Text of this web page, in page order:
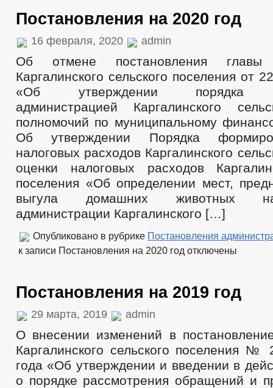
Постановления на 2020 год
16 февраля, 2020 admin
Об отмене постановления главы
Каргалинского сельского поселения от
«Об утверждении порядка
администрацией Каргалинского
полномочий по муниципальному
Об утверждении Порядка
налоговых расходов Каргалинского
оценки налоговых расходов
поселения «Об определении мест,
выгула домашних животных
администрации Каргалинского […]
Опубликовано в рубрике Постановления
к записи Постановления на 2020 год отключены
Постановления на 2019 год
29 марта, 2019 admin
О внесении изменений в
Каргалинского сельского поселения №
года «Об утверждении и введении в
о порядке рассмотрения обращений и